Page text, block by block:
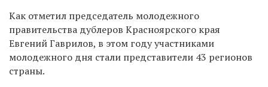
Как отметил председатель молодежного
правительства дублеров Красноярского края
Евгений Гаврилов, в этом году участниками
молодежного дня стали представители 43 регионов
страны.